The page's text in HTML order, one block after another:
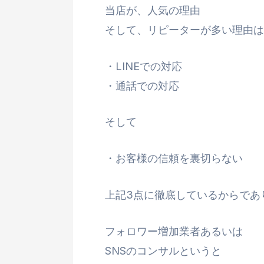
当店が、人気の理由
そして、リピーターが多い理由は
・LINEでの対応
・通話での対応
そして
・お客様の信頼を裏切らない
上記3点に徹底しているからで
フォロワー増加業者あるいは
SNSのコンサルというと